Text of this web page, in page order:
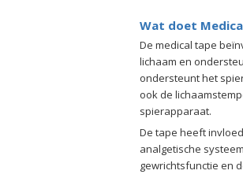
Wat doet
De medical tape
lichaam en
ondersteunt het
ook de
spierapparaat.
De tape heeft
analgetische
gewrichtsfunctie en